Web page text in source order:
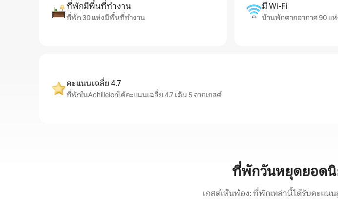
ที่พักมีพื้นที่ทำงาน
ที่พัก 30 แห่งมีพื้นที่ทำงาน
มี Wi-Fi
บ้านพักตากอากาศ 90 แห่
คะแนนเฉลี่ย 4.7
ที่พักในAchílleionได้คะแนนเฉลี่ย 4.7 เต็ม 5 จากเกสต์
ที่พักวันหยุดยอดนิ
เกสต์เห็นพ้อง: ที่พักเหล่านี้ได้รับคะแน